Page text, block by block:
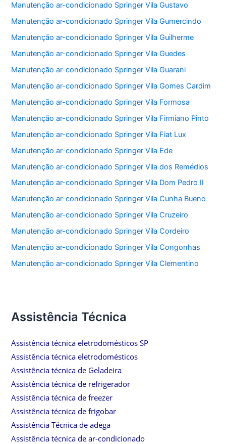
Manutenção ar-condicionado Springer Vila Gustavo
Manutenção ar-condicionado Springer Vila Gumercindo
Manutenção ar-condicionado Springer Vila Guilherme
Manutenção ar-condicionado Springer Vila Guedes
Manutenção ar-condicionado Springer Vila Guarani
Manutenção ar-condicionado Springer Vila Gomes Cardim
Manutenção ar-condicionado Springer Vila Formosa
Manutenção ar-condicionado Springer Vila Firmiano Pinto
Manutenção ar-condicionado Springer Vila Fiat Lux
Manutenção ar-condicionado Springer Vila Ede
Manutenção ar-condicionado Springer Vila dos Remédios
Manutenção ar-condicionado Springer Vila Dom Pedro II
Manutenção ar-condicionado Springer Vila Cunha Bueno
Manutenção ar-condicionado Springer Vila Cruzeiro
Manutenção ar-condicionado Springer Vila Cordeiro
Manutenção ar-condicionado Springer Vila Congonhas
Manutenção ar-condicionado Springer Vila Clementino
Assistência Técnica
Assistência técnica eletrodomésticos SP
Assistência técnica eletrodomésticos
Assistência técnica de Geladeira
Assistência técnica de refrigerador
Assistência técnica de freezer
Assistência técnica de frigobar
Assistência Técnica de adega
Assistência técnica de ar-condicionado